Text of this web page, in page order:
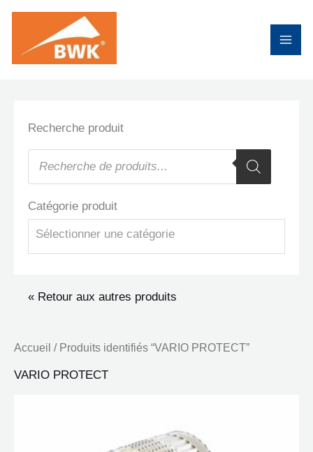
contenu
Recherche produit
Recherche
de
Catégorie produit
Sélectionner une catégorie
« Retour aux autres produits
Accueil / Produits identifiés “VARIO PROTECT”
VARIO PROTECT